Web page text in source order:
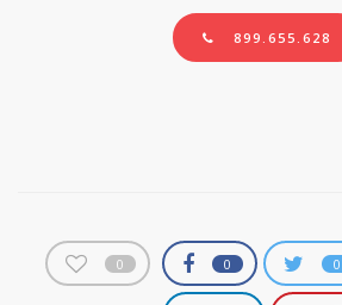
899.655.628
0 0 0